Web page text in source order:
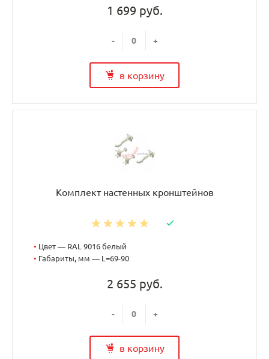
1 699 руб.
- +
в корзину
Комплект настенных кронштейнов
• Цвет — RAL 9016 белый
• Габариты, мм — L=69-90
2 655 руб.
- +
в корзину